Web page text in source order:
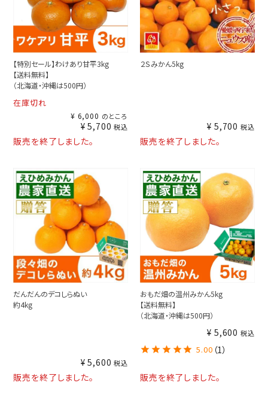
【特別セール】わけあり甘平3kg
【送料無料】
（北海道・沖縄は500円）
在庫切れ
¥ 6,000 のところ
¥ 5,700 税込
販売を終了しました。
２Ｓみかん5kg
¥ 5,700 税込
販売を終了しました。
だんだんのデコしらぬい
約4kg
¥ 5,600 税込
販売を終了しました。
おもだ畑の温州みかん5kg
【送料無料】
（北海道・沖縄は500円）
¥ 5,600 税込
5.00 （1）
販売を終了しました。